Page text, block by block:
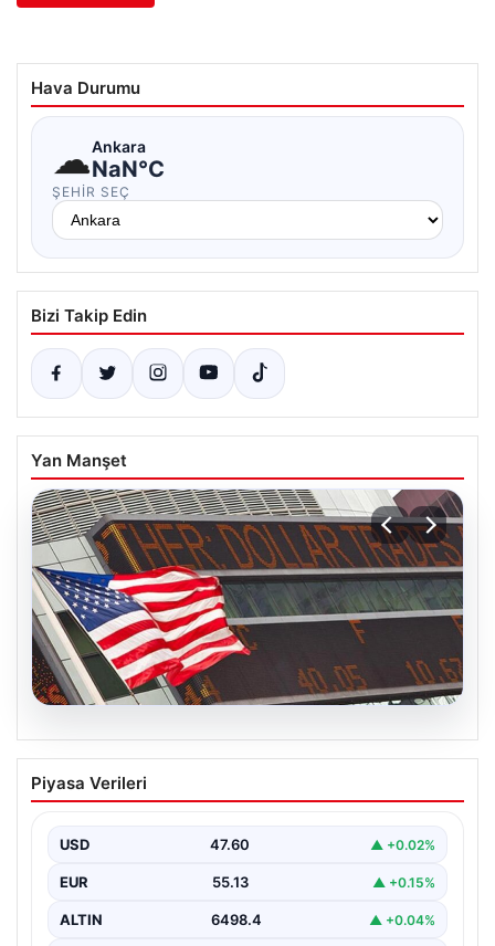
Hava Durumu
☁Ankara
NaN°C
ŞEHIR SEÇ
Bizi Takip Edin
Yan Manşet
04.08.2026
FED faiz kararı ne zaman açıklanacak?
Nisan ayı faiz beklentisi belli oldu
Piyasa Verileri
USD 47.60 ▲ +0.02%
EUR 55.13 ▲ +0.15%
ALTIN 6498.4 ▲ +0.04%